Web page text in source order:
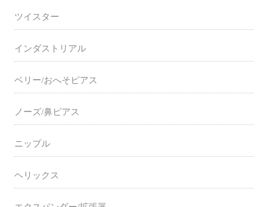
ツイスター
インダストリアル
ベリー/おへそピアス
ノーズ/鼻ピアス
ニップル
ヘリックス